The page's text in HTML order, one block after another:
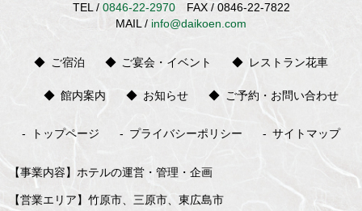
TEL / 0846-22-2970FAX / 0846-22-7822
MAIL / info@daikoen.com
ご宿泊 ご宴会・イベント レストラン花車
館内案内 お知らせ ご予約・お問い合わせ
トップページ プライバシーポリシー サイトマップ
事業内容 ホテルの運営・管理・企画
営業エリア 竹原市、三原市、東広島市